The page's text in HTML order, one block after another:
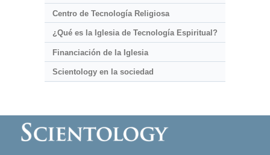
Centro de Tecnología Religiosa
¿Qué es la Iglesia de Tecnología Espiritual?
Financiación de la Iglesia
Scientology en la sociedad